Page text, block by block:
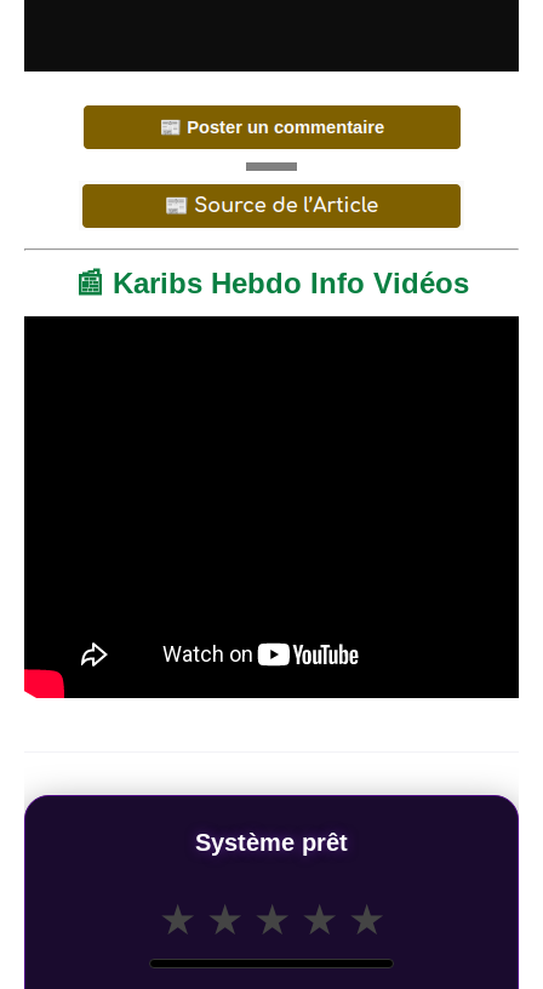
📰 Karibs Hebdo Info Vidéos
Système prêt
★ ★ ★ ★ ★